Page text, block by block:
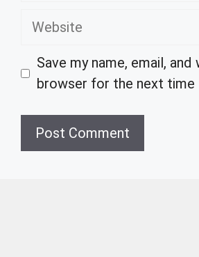
Website
Save my name, email,
browser for the next time